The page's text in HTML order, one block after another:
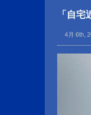
「自
4月 6th,